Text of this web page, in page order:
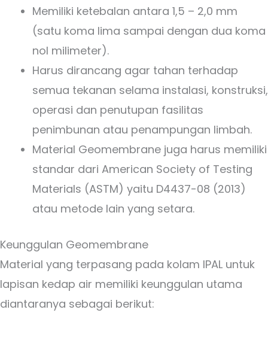
Memiliki ketebalan antara 1,5 – 2,0 mm
(satu koma lima sampai dengan dua koma
nol milimeter).
Harus dirancang agar tahan terhadap
semua tekanan selama instalasi, konstruksi,
operasi dan penutupan fasilitas
penimbunan atau penampungan limbah.
Material Geomembrane juga harus memiliki
standar dari American Society of Testing
Materials (ASTM) yaitu D4437-08 (2013)
atau metode lain yang setara.
Keunggulan Geomembrane
Material yang terpasang pada kolam IPAL untuk
lapisan kedap air memiliki keunggulan utama
diantaranya sebagai berikut: